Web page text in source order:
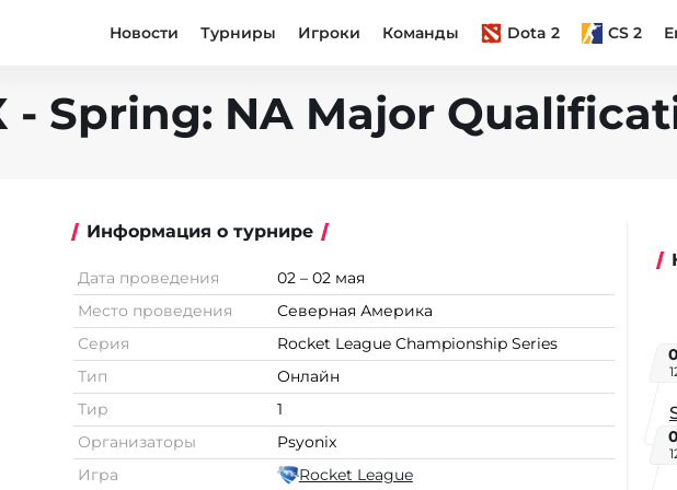
Новости Турниры Игроки Команды Dota 2 CS 2
- Spring: NA Major
Информация о турнире
Дата проведения
02 – 02 мая
Место проведения
Северная Америка
Серия
Rocket League Championship Series
Тип
Онлайн
Тир
1
Организаторы
Psyonix
Игра
Rocket League